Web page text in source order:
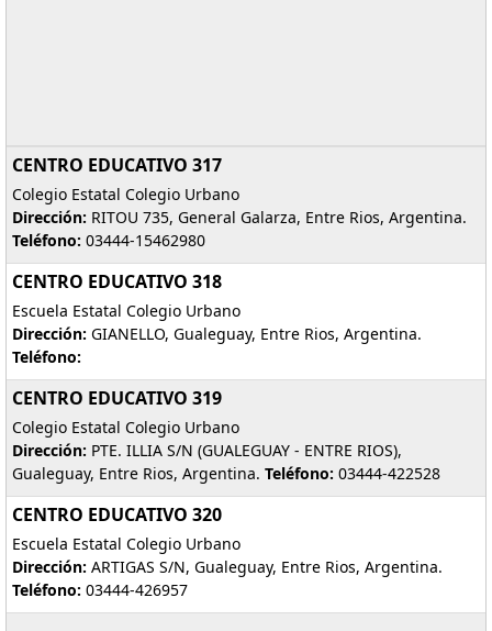
CENTRO EDUCATIVO 317
Colegio Estatal Colegio Urbano
Dirección: RITOU 735, General Galarza, Entre Rios, Argentina.
Teléfono: 03444-15462980
CENTRO EDUCATIVO 318
Escuela Estatal Colegio Urbano
Dirección: GIANELLO, Gualeguay, Entre Rios, Argentina.
Teléfono:
CENTRO EDUCATIVO 319
Colegio Estatal Colegio Urbano
Dirección: PTE. ILLIA S/N (GUALEGUAY - ENTRE RIOS),
Gualeguay, Entre Rios, Argentina. Teléfono: 03444-422528
CENTRO EDUCATIVO 320
Escuela Estatal Colegio Urbano
Dirección: ARTIGAS S/N, Gualeguay, Entre Rios, Argentina.
Teléfono: 03444-426957